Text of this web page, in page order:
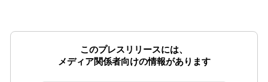
このプレスリリースには、
メディア関係者向けの情報があります